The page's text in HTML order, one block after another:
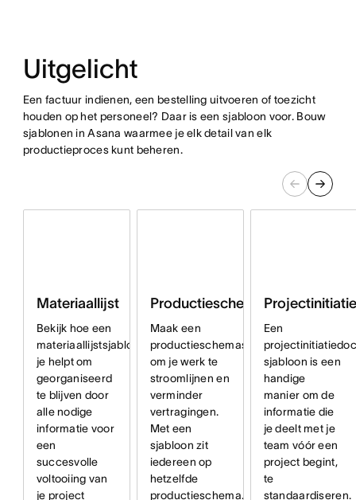
Uitgelicht
Een factuur indienen, een bestelling uitvoeren of toezicht
houden op het personeel? Daar is een sjabloon voor. Bouw
sjablonen in Asana waarmee je elk detail van elk
productieproces kunt beheren.
Materiaallijst
Bekijk hoe een
materiaallijstsjabloon
je helpt om
georganiseerd
te blijven door
alle nodige
informatie voor
een
succesvolle
voltooiing van
je project
Productieschema
Maak een
productieschemasjabloon
om je werk te
stroomlijnen en
verminder
vertragingen.
Met een
sjabloon zit
iedereen op
hetzelfde
productieschema.
Een
sjabloon is een
handige
manier om de
informatie die
je deelt met je
team vóór een
project begint,
te
standaardiseren.